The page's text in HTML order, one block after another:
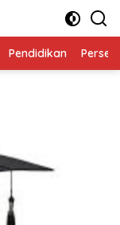
Pendidikan